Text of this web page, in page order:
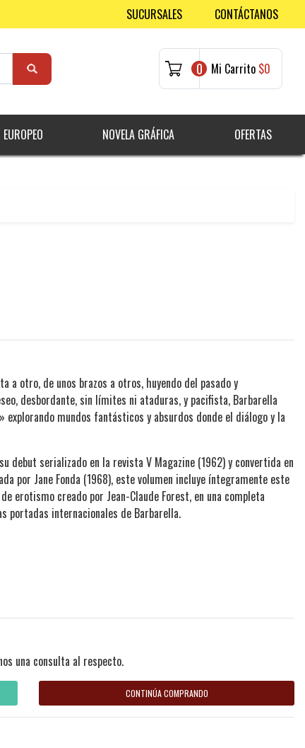
SUCURSALES CONTÁCTANOS
0 Mi Carrito $0
EUROPEO NOVELA GRÁFICA OFERTAS
a otro, de unos brazos a otros, huyendo del pasado y
desbordante, sin límites ni ataduras, y pacifista, Barbarella
mundos fantásticos y absurdos donde el diálogo y la
debut serializado en la revista V Magazine (1962) y convertida en
por Jane Fonda (1968), este volumen incluye íntegramente este
erotismo creado por Jean-Claude Forest, en una completa
portadas internacionales de Barbarella.
una consulta al respecto.
CONTINÚA COMPRANDO